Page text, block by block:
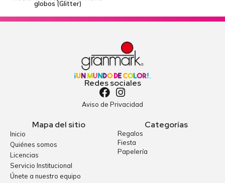
globos (Glitter)
Redes sociales
Aviso de Privacidad
Mapa del sitio
Inicio
Quiénes somos
Licencias
Servicio Institucional
Únete a nuestro equipo
Categorías
Regalos
Fiesta
Papelería